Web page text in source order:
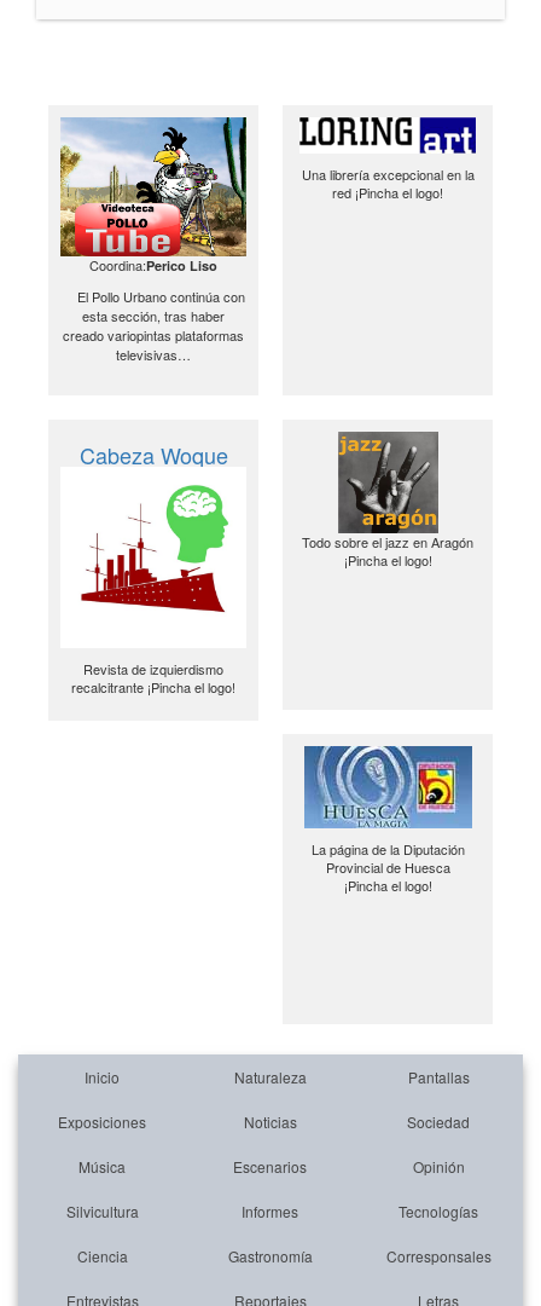
Coordina:Perico Liso
El Pollo Urbano continúa con
esta sección, tras haber
creado variopintas plataformas
televisivas…
Una librería excepcional en la
red ¡Pincha el logo!
Cabeza Woque
Revista de izquierdismo
recalcitrante ¡Pincha el logo!
Todo sobre el jazz en Aragón
¡Pincha el logo!
La página de la Diputación
Provincial de Huesca
¡Pincha el logo!
Inicio Naturaleza Pantallas
Exposiciones Noticias Sociedad
Música Escenarios Opinión
Silvicultura Informes Tecnologías
Ciencia Gastronomía Corresponsales
Entrevistas Reportajes Letras